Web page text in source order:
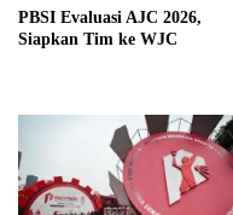
PBSI Evaluasi AJC 2026,
Siapkan Tim ke WJC